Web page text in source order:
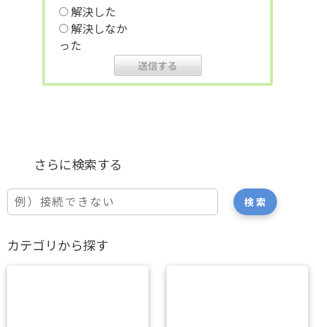
解決した
解決しなか
った
カテゴリから探す